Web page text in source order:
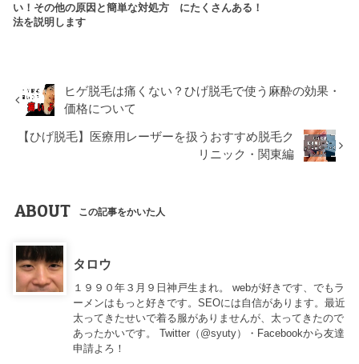
い！その他の原因と簡単な対処方
法を説明します
にたくさんある！
ヒゲ脱毛は痛くない？ひげ脱毛で使う麻酔の効果・
価格について
【ひげ脱毛】医療用レーザーを扱うおすすめ脱毛ク
リニック・関東編
ABOUT この記事をかいた人
タロウ
１９９０年３月９日神戸生まれ。 webが好きです、でもラ
ーメンはもっと好きです。SEOには自信があります。最近
太ってきたせいで着る服がありませんが、太ってきたので
あったかいです。 Twitter（ @syuty）・Facebookから友達
申請よろ！